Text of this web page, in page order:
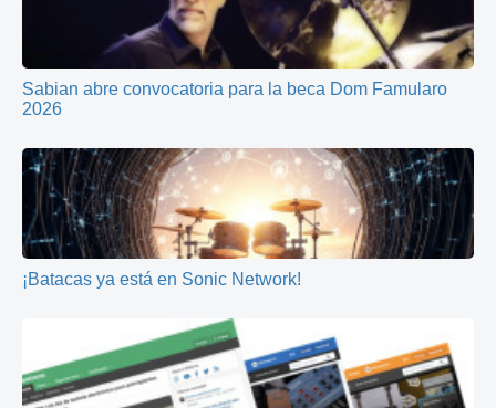
Sabian abre convocatoria para la beca Dom Famularo
2026
¡Batacas ya está en Sonic Network!